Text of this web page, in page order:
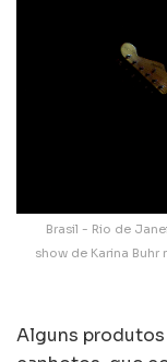
Brasil - Rio de
show de Karina
Alguns